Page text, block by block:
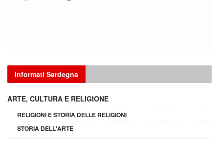
Informati Sardegna
ARTE, CULTURA E RELIGIONE
RELIGIONI E STORIA DELLE RELIGIONI
STORIA DELL'ARTE